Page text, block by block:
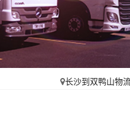
长沙到双鸭山物